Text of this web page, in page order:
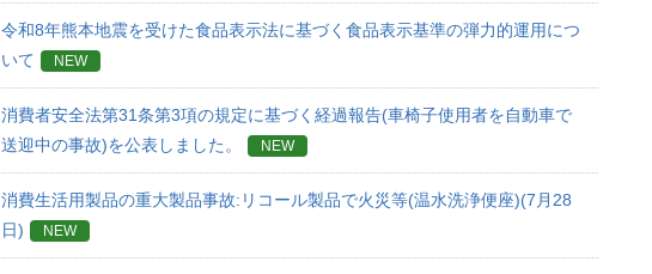
令和8年熊本地震を受けた食品表示法に基づく食品表示基準の弾力的運用につ
いて
NEW
消費者安全法第31条第3項の規定に基づく経過報告(車椅子使用者を自動車で
送迎中の事故)を公表しました。
NEW
消費生活用製品の重大製品事故:リコール製品で火災等(温水洗浄便座)(7月28
日)
NEW